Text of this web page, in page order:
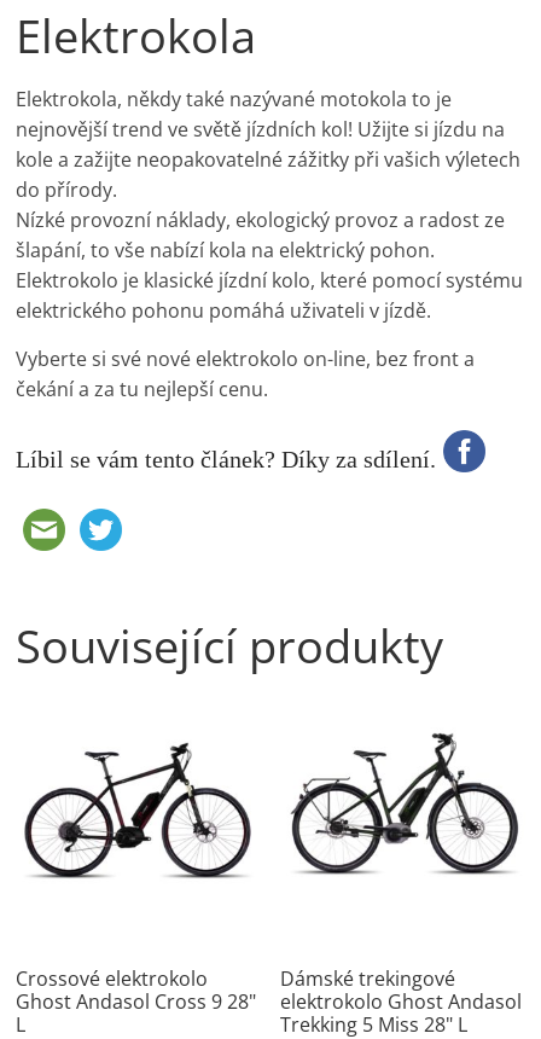
Elektrokola
Elektrokola, někdy také nazývané motokola to je
nejnovější trend ve světě jízdních kol! Užijte si jízdu na
kole a zažijte neopakovatelné zážitky při vašich výletech
do přírody.
Nízké provozní náklady, ekologický provoz a radost ze
šlapání, to vše nabízí kola na elektrický pohon.
Elektrokolo je klasické jízdní kolo, které pomocí systému
elektrického pohonu pomáhá uživateli v jízdě.
Vyberte si své nové elektrokolo on-line, bez front a
čekání a za tu nejlepší cenu.
Líbil se vám tento článek? Díky za sdílení.
Související produkty
Crossové elektrokolo
Ghost Andasol Cross 9 28"
L
Dámské trekingové
elektrokolo Ghost Andasol
Trekking 5 Miss 28" L